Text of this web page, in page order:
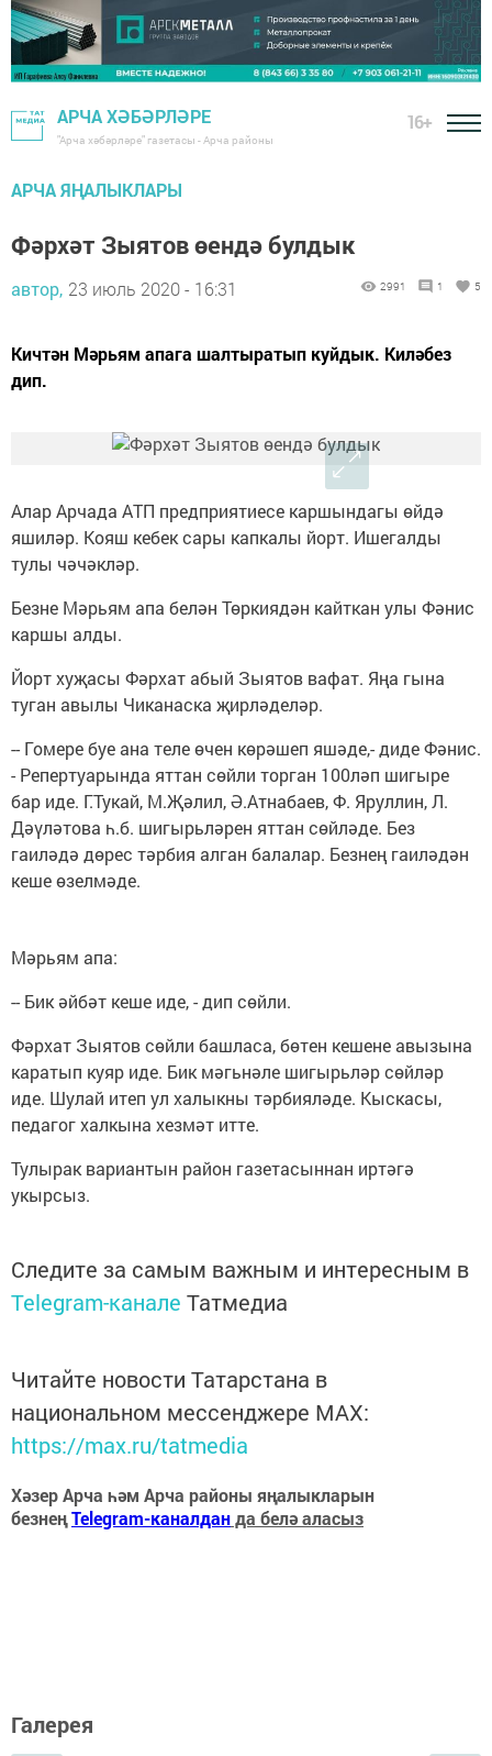
АРЧА ХӘБӘРЛӘРЕ
"Арча хәбәрләре" газетасы - Арча районы
16+
АРЧА ЯҢАЛЫКЛАРЫ
Фәрхәт Зыятов өендә булдык
автор, 23 июль 2020 - 16:31 2991 1 5
Кичтән Мәрьям апага шалтыратып куйдык. Киләбез
дип.
Алар Арчада АТП предприятиесе каршындагы өйдә
яшиләр. Кояш кебек сары капкалы йорт. Ишегалды
тулы чәчәкләр.
Безне Мәрьям апа белән Төркиядән кайткан улы Фәнис
каршы алды.
Йорт хуҗасы Фәрхат абый Зыятов вафат. Яңа гына
туган авылы Чиканаска җирләделәр.
-- Гомере буе ана теле өчен көрәшеп яшәде,- диде Фәнис.
- Репертуарында яттан сөйли торган 100ләп шигыре
бар иде. Г.Тукай, М.Җәлил, Ә.Атнабаев, Ф. Яруллин, Л.
Дәүләтова һ.б. шигырьләрен яттан сөйләде. Без
гаиләдә дөрес тәрбия алган балалар. Безнең гаиләдән
кеше өзелмәде.
Мәрьям апа:
-- Бик әйбәт кеше иде, - дип сөйли.
Фәрхат Зыятов сөйли башласа, бөтен кешене авызына
каратып куяр иде. Бик мәгьнәле шигырьләр сөйләр
иде. Шулай итеп ул халыкны тәрбияләде. Кыскасы,
педагог халкына хезмәт итте.
Тулырак вариантын район газетасыннан иртәгә
укырсыз.
Следите за самым важным и интересным в
Telegram-канале Татмедиа
Читайте новости Татарстана в
национальном мессенджере MАХ:
https://max.ru/tatmedia
Хәзер Арча һәм Арча районы яңалыкларын
безнеңTelegram-каналданда белә аласыз
Галерея